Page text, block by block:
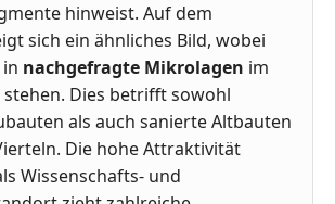
hinweist. Auf dem
sich ein ähnliches Bild, wobei
nachgefragte Mikrolagen im
Dies betrifft sowohl
als auch sanierte Altbauten
Die hohe Attraktivität
Wissenschafts- und